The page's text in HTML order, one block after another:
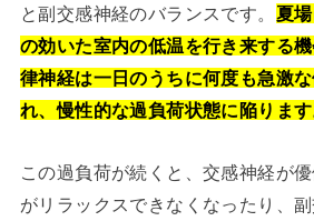
と副交感神経のバランスです。 夏
の効いた室内の低温を行き来する
律神経は一日のうちに何度も急激
れ、慢性的な過負荷状態に陥ります
この過負荷が続くと、交感神経が
がリラックスできなくなったり、